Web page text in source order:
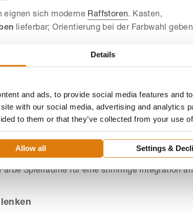
Details
and ads, to provide social media features and
with our social media, advertising and analytics
to them or that they’ve collected from your use
Settings &
Allow all
eignen sich moderne Raffstoren. Kasten,
lieferbar; Orientierung bei der Farbwahl
und Fenstermarkisen zum Einsatz. Die
ROMA Lösungen windstabil bis zu 120 km/h.
Rollläden als eigenständiger Bereich
automatisiert. So eingesetzte Systeme
zugleich die Einbruchhemmung und
Spielräume für eine stimmige Integration